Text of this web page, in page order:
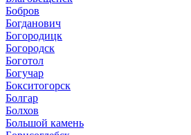
Бобров
Богданович
Богородицк
Богородск
Боготол
Богучар
Бокситогорск
Болгар
Болхов
Большой камень